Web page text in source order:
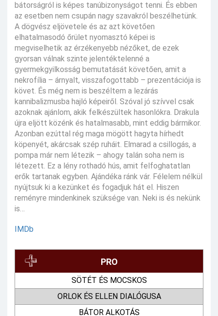
bátorságról is képes tanúbizonyságot tenni. És ebben
az esetben nem csupán nagy szavakról beszélhetünk.
A dögvész eljövetele és az azt követően
elhatalmasodó őrület nyomasztó képei is
megviselhetik az érzékenyebb nézőket, de ezek
gyorsan válnak szinte jelentéktelenné a
gyermekgyilkosság bemutatását követően, amit a
nekrofília – árnyalt, visszafogottabb – prezentációja is
követ. És még nem is beszéltem a lezárás
kannibalizmusba hajló képeiről. Szóval jó szívvel csak
azoknak ajánlom, akik felkészültek hasonlókra. Drakula
újra eljött közénk és hatalmasabb, mint eddig bármikor.
Azonban ezúttal rég maga mögött hagyta hírhedt
köpenyét, akárcsak szép ruháit. Elmarad a csillogás, a
pompa már nem létezik – ahogy talán soha nem is
létezett. Ez a lény rothadó hús, amit felfoghatatlan
erők tartanak egyben. Ajándéka ránk vár. Félelem nélkül
nyújtsuk ki a kezünket és fogadjuk hát el. Hiszen
reményre mindenkinek szüksége van. Neki is és nekünk
is…
IMDb
PRO
SÖTÉT ÉS MOCSKOS
ORLOK ÉS ELLEN DIALÓGUSA
BÁTOR ALKOTÁS